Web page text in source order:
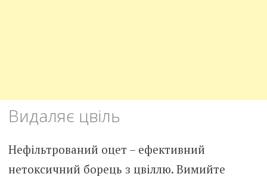
Видаляє цвіль
Нефільтрований оцет – ефективний
нетоксичний борець з цвіллю. Вимийте